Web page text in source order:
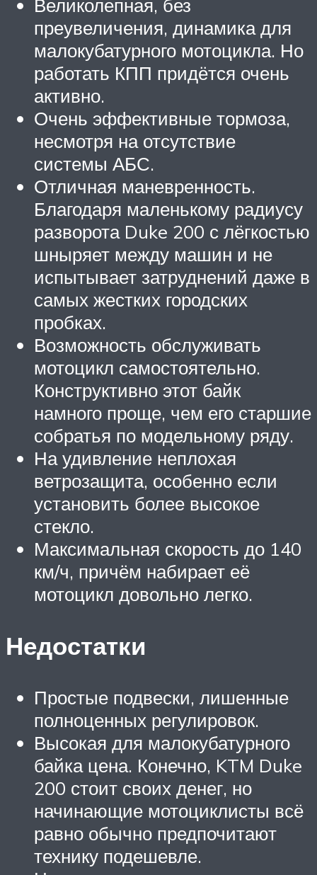
Великолепная, без
преувеличения, динамика для
малокубатурного мотоцикла. Но
работать КПП придётся очень
активно.
Очень эффективные тормоза,
несмотря на отсутствие
системы АБС.
Отличная маневренность.
Благодаря маленькому радиусу
разворота Duke 200 с лёгкостью
шныряет между машин и не
испытывает затруднений даже в
самых жестких городских
пробках.
Возможность обслуживать
мотоцикл самостоятельно.
Конструктивно этот байк
намного проще, чем его старшие
собратья по модельному ряду.
На удивление неплохая
ветрозащита, особенно если
установить более высокое
стекло.
Максимальная скорость до 140
км/ч, причём набирает её
мотоцикл довольно легко.
Недостатки
Простые подвески, лишенные
полноценных регулировок.
Высокая для малокубатурного
байка цена. Конечно, KTM Duke
200 стоит своих денег, но
начинающие мотоциклисты всё
равно обычно предпочитают
технику подешевле.